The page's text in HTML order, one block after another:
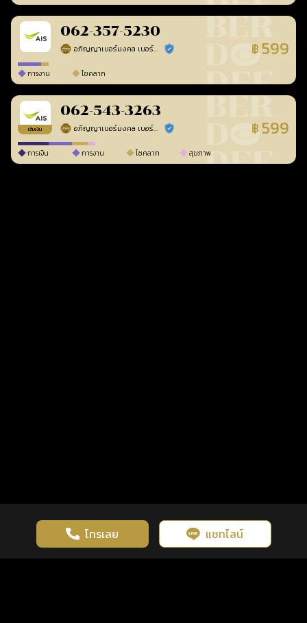
062-357-5230
อภิญญาเบอร์มงคล เบอร์สวยเลขศาสตร์ ร้านยืนยันแล้ว ฿ 599
การงาน โชคลาภ
เติมเงิน
062-543-3263
อภิญญาเบอร์มงคล เบอร์สวยเลขศาสตร์ ร้านยืนยันแล้ว ฿ 599
การเงิน การงาน โชคลาภ สุขภาพ
โทรเลย แชทไลน์
เว็บไซต์นี้มีการใช้งานคุกกี้ เพื่อเพิ่มประสิทธิภาพและประสบการณ์ที่ดี
ในการใช้งานเว็บไซต์ นโยบายความเป็นส่วนตัว
รู้ก่อน พร้อมกว่า ทุกจังหวะชีวิต คลิกดูดวงฟรี